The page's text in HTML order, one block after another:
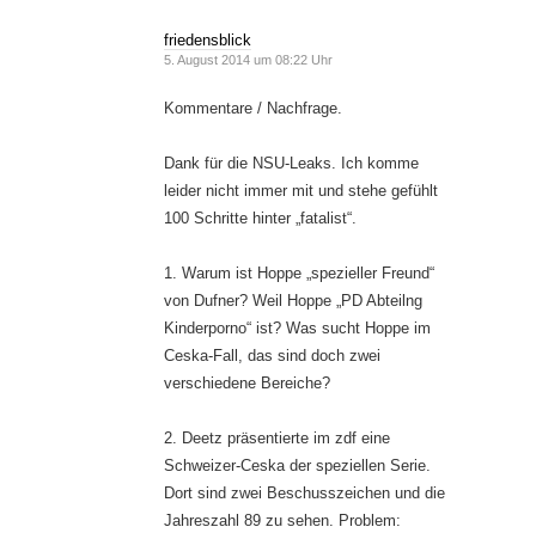
friedensblick
5. August 2014 um 08:22 Uhr
Kommentare / Nachfrage.
Dank für die NSU-Leaks. Ich komme
leider nicht immer mit und stehe gefühlt
100 Schritte hinter „fatalist“.
1. Warum ist Hoppe „spezieller Freund“
von Dufner? Weil Hoppe „PD Abteilng
Kinderporno“ ist? Was sucht Hoppe im
Ceska-Fall, das sind doch zwei
verschiedene Bereiche?
2. Deetz präsentierte im zdf eine
Schweizer-Ceska der speziellen Serie.
Dort sind zwei Beschusszeichen und die
Jahreszahl 89 zu sehen. Problem: